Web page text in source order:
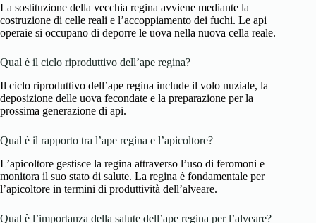
La sostituzione della vecchia regina avviene mediante la
costruzione di celle reali e l’accoppiamento dei fuchi. Le api
operaie si occupano di deporre le uova nella nuova cella reale.
Qual è il ciclo riproduttivo dell’ape regina?
Il ciclo riproduttivo dell’ape regina include il volo nuziale, la
deposizione delle uova fecondate e la preparazione per la
prossima generazione di api.
Qual è il rapporto tra l’ape regina e l’apicoltore?
L’apicoltore gestisce la regina attraverso l’uso di feromoni e
monitora il suo stato di salute. La regina è fondamentale per
l’apicoltore in termini di produttività dell’alveare.
Qual è l’importanza della salute dell’ape regina per l’alveare?